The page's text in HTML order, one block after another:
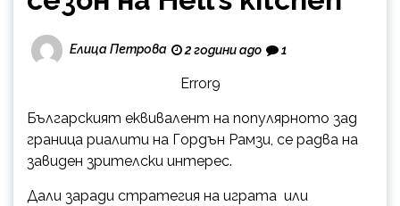
Елица Петрова 2 години ago 1
Error9
Българският еквивалент на популярното зад
граница риалити на Гордън Рамзи, се радва на
завиден зрителски интерес.
Дали заради стратегия на играта или